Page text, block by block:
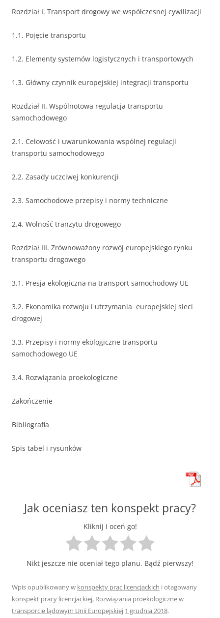
Rozdział I. Transport drogowy we współczesnej cywilizacji
1.1. Pojęcie transportu
1.2. Elementy systemów logistycznych i transportowych
1.3. Główny czynnik europejskiej integracji transportu
Rozdział II. Wspólnotowa regulacja transportu
samochodowego
2.1. Celowość i uwarunkowania wspólnej regulacji
transportu samochodowego
2.2. Zasady uczciwej konkurencji
2.3. Samochodowe przepisy i normy techniczne
2.4. Wolność tranzytu drogowego
Rozdział III. Zrównoważony rozwój europejskiego rynku
transportu drogowego
3.1. Presja ekologiczna na transport samochodowy UE
3.2. Ekonomika rozwoju i utrzymania europejskiej sieci
drogowej
3.3. Przepisy i normy ekologiczne transportu
samochodowego UE
3.4. Rozwiązania proekologiczne
Zakończenie
Bibliografia
Spis tabel i rysunków
Jak oceniasz ten konspekt pracy?
Kliknij i oceń go!
Nikt jeszcze nie oceniał tego planu. Bądź pierwszy!
Wpis opublikowany w konspekty prac licencjackich i otagowany
konspekt pracy licencjackiej, Rozwiązania proekologiczne w
transporcie lądowym Unii Europejskiej 1 grudnia 2018.